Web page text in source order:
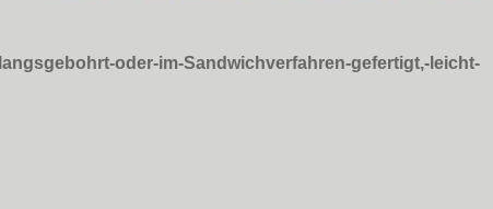
oder-im-Sandwichverfahren-gefertigt,-leicht-